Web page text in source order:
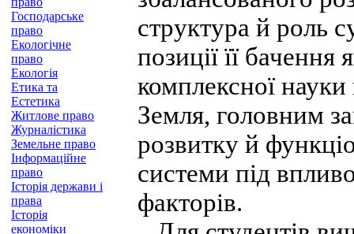
Господарське
право
Екологічне
право
Екологія
Етика та
Естетика
Житлове право
Журналістика
Земельне право
Інформаційне
право
Історія держави і
права
Історія
економіки
структура й роль
позиції її бачення
комплексної
Земля, головним
розвитку й
системи під
факторів.